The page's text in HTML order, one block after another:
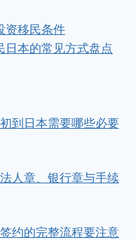
资移民条件
日本的常见方式盘点
到日本需要哪些必要
人章、银行章与手续
约的完整流程要注意